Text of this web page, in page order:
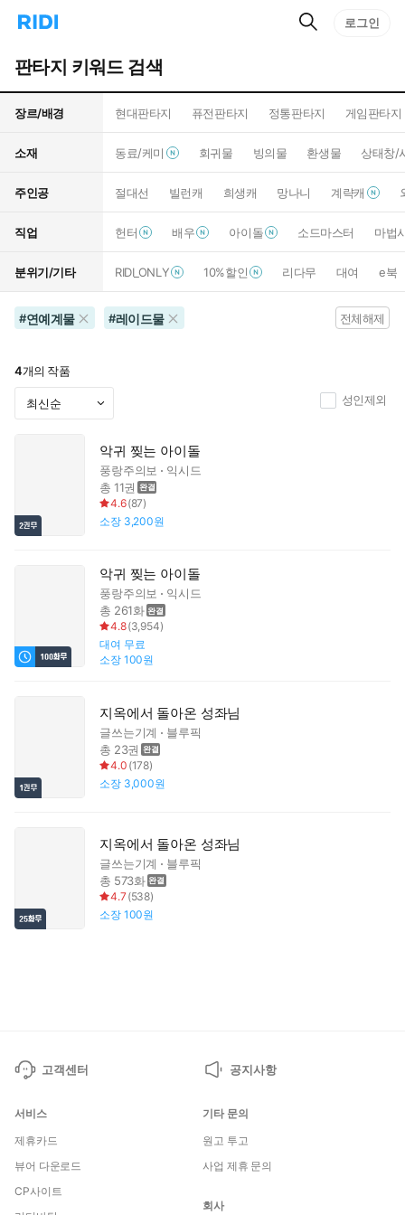
리
으
로
이
동
턴
트
검
색
검
로그인
판타지 키워드 검색
장르/배경 현대판타지 퓨전판타지 정통판타지 게임판타지
소재 동료/케미 회귀물 빙의물 환생물 상태창/
주인공 절대선 빌런캐 희생캐 망나니 계략캐
직업 헌터 배우 아이돌 소드마스터 마법
분위기/기타 RIDI_ONLY 10%할인 리다무 대여 e북
#연예계물 #레이드물 전체해제
4개의 작품
성인제외
악귀 찢는 아이돌
풍랑주의보
익시드
총 11권
4.6(87)
소장 3,200원
악귀 찢는 아이돌
풍랑주의보
익시드
총 261화
4.8(3,954)
대여 무료
소장 100원
지옥에서 돌아온 성좌님
글쓰는기계
블루픽
총 23권
4.0 (178)
소장 3,000원
지옥에서 돌아온 성좌님
글쓰는기계
블루픽
총 573화
4.7 (538)
소장 100원
고객센터 공지사항
서비스
제휴카드
뷰어 다운로드
CP사이트
기타 문의
원고 투고
사업 제휴 문의
회사